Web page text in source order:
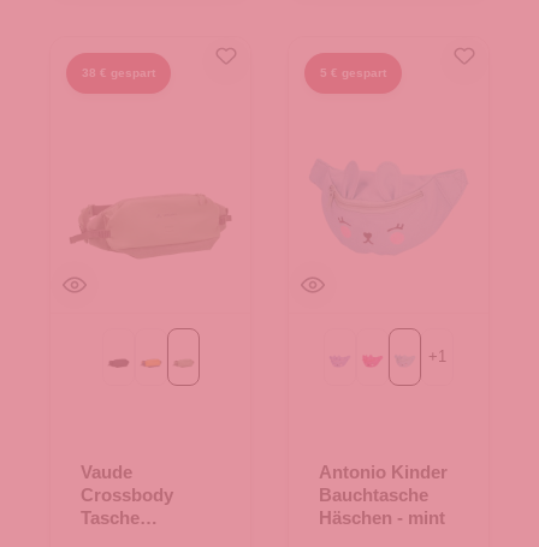
38 € gespart
BlackBurnt Yellow
aloe vera
Vaude
Crossbody
Tasche
5 € gespart
Purplefuchsia
+1
Antonio Kinder
Bauchtasche
Häschen - mint